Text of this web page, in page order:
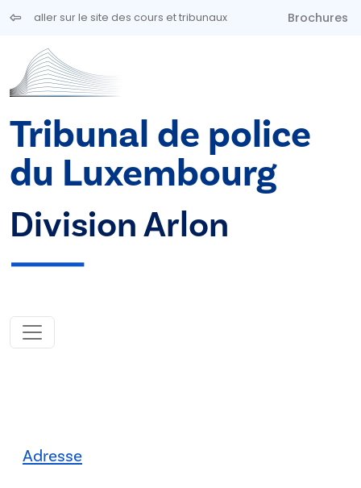
Aller au contenu principal
aller sur le site des cours et tribunaux Brochures
Tribunal de police
du Luxembourg
Division Arlon
Adresse